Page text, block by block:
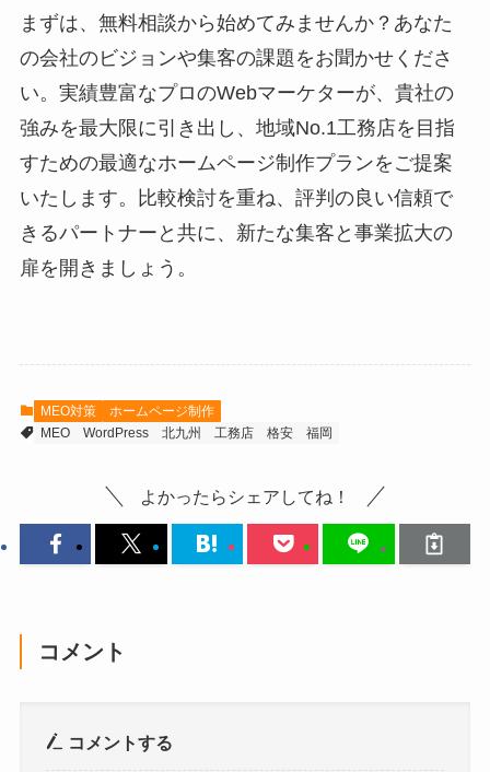
まずは、無料相談から始めてみませんか？あなた
の会社のビジョンや集客の課題をお聞かせくださ
い。実績豊富なプロのWebマーケターが、貴社の
強みを最大限に引き出し、地域No.1工務店を目指
すための最適なホームページ制作プランをご提案
いたします。比較検討を重ね、評判の良い信頼で
きるパートナーと共に、新たな集客と事業拡大の
扉を開きましょう。
MEO対策
ホームページ制作
MEO
WordPress 北九州 工務店 格安 福岡
よかったらシェアしてね！
コメント
コメントする